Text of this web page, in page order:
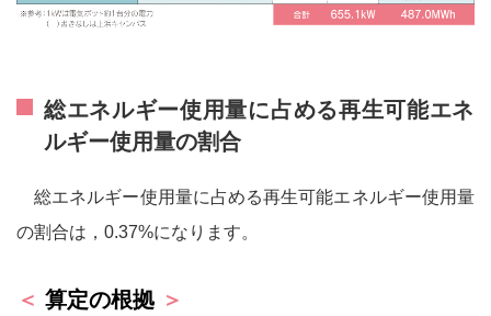
環境ISO学生委員会の活動
サステイナブル・
スマートキャンパス
環境教育
環境研究
総エネルギー使用量に占める再生可能エネ
ルギー使用量の割合
総エネルギー使用量に占める再生可能エネルギー使用量
の割合は，0.37%になります。
＜ 算定の根拠＞